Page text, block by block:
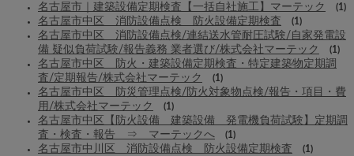
名古屋市｜建築設備定期検査【一括自社施工】マーテック (1)
名古屋市中区 消防設備点検 防火設備定期検査 (1)
名古屋市中区 消防設備点検/連結送水管耐圧試験/自家発電設
備 疑似負荷試験/報告義務 業者選び/株式会社マーテック
(1)
名古屋市中区 防火・建築設備定期検査・特定建築物定期調
査/定期報告/株式会社マーテック
(1)
名古屋市中区 防災管理点検/防火対象物点検/報告・項目・費
用/株式会社マーテック
(1)
名古屋市中区【防火設備 建築設備 発電機負荷試験】定期調
査・検査・報告 ⇒ マーテックへ
(1)
名古屋市中川区 消防設備点検 防火設備定期検査 (1)